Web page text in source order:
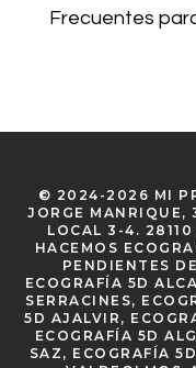
Frecuentes
© 2024-2026 MI
JORGE MANRIQUE,
LOCAL 3-4.
HACEMOS
PENDIENTES
ECOGRAFÍA 5D
SERRACINES,
5D AJALVIR,
ECOGRAFÍA 5D
SAZ, ECOGRAFÍA